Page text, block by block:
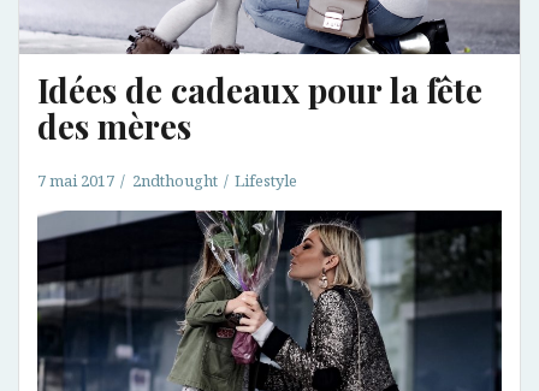
Idées de cadeaux pour la fête
des mères
7 mai 2017 2ndthought Lifestyle